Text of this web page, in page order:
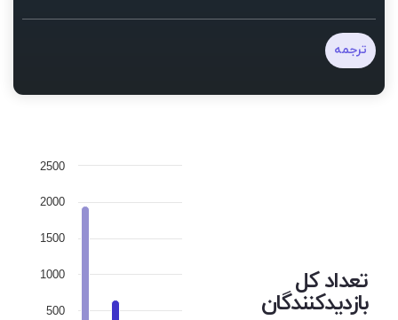
ترجمه
تعداد کل
بازدیدکنندگان 500
1000
1500
2000
2500